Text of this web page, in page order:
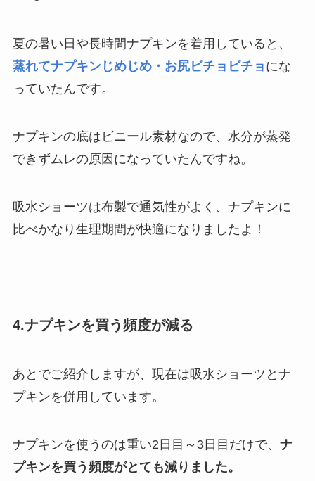
夏の暑い日や長時間ナプキンを着用していると、
蒸れてナプキンじめじめ・お尻ビチョビチョ にな
っていたんです。
ナプキンの底はビニール素材なので、水分が蒸発
できずムレの原因になっていたんですね。
吸水ショーツは布製で通気性がよく、ナプキンに
比べかなり生理期間が快適になりましたよ！
4.ナプキンを買う頻度が減る
あとでご紹介しますが、現在は吸水ショーツとナ
プキンを併用しています。
ナプキンを使うのは重い2日目～3日目だけで、 ナ
プキンを買う頻度がとても減りました。